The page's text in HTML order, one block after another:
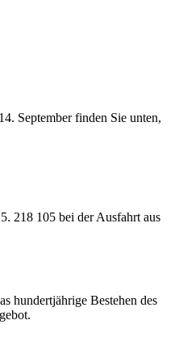
September finden Sie unten,
218 105 bei der Ausfahrt aus
hundertjährige Bestehen des